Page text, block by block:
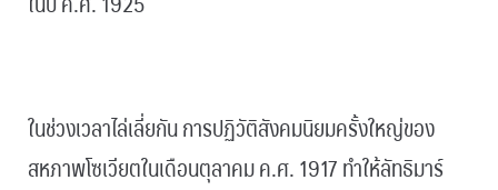
ในช่วงเวลาไล่เลี่ยกัน การปฏิวัติสังคมนิยมครั้งใหญ่ของ
สหภาพโซเวียตในเดือนตุลาคม ค.ศ. 1917 ทำให้ลัทธิมาร์